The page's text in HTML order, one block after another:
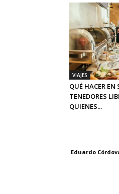
VIAJES
QUÉ HACER
TENEDORES
QUIENES...
Eduardo